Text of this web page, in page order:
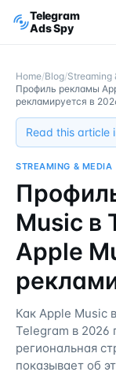
Telegram
Ads Spy
Home/Blog/Streaming
Профиль рекламы
рекламируется в
Read this article
STREAMING & MEDIA
Music в
Apple
Как Apple Music
Telegram в 2026
региональная
показывает об